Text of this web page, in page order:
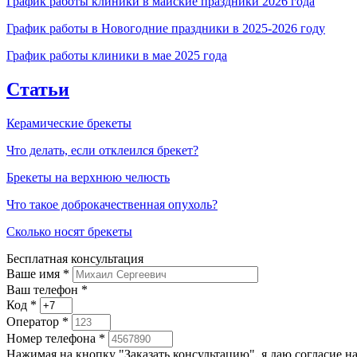
График работы в Новогодние праздники в 2025-2026 году
График работы клиники в мае 2025 года
Статьи
Керамические брекеты
Что делать, если отклеился брекет?
Брекеты на верхнюю челюсть
Что такое доброкачественная опухоль?
Сколько носят брекеты
Бесплатная консультация
Ваше имя *
Ваш телефон *
Код *
Оператор *
Номер телефона *
Нажимая на кнопку "Заказать консультацию", я даю согласие